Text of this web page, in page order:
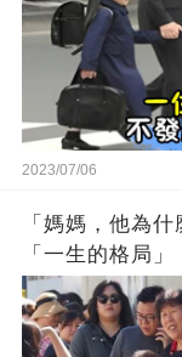
2023/07/06
「媽媽，他為
「一生的格局」